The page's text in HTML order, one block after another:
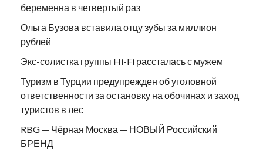
беременна в четвертый раз
Ольга Бузова вставила отцу зубы за миллион
рублей
Экс-солистка группы Hi-Fi рассталась с мужем
Туризм в Турции предупрежден об уголовной
ответственности за остановку на обочинах и заход
туристов в лес
RBG — Чёрная Москва — НОВЫЙ Российский
БРЕНД